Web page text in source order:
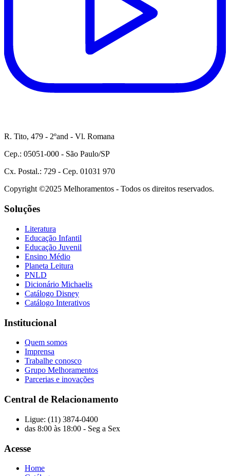
R. Tito, 479 - 2ºand - Vl. Romana
Cep.: 05051-000 - São Paulo/SP
Cx. Postal.: 729 - Cep. 01031 970
Copyright ©2025 Melhoramentos - Todos os direitos reservados.
Soluções
Literatura
Educação Infantil
Educação Juvenil
Ensino Médio
Planeta Leitura
PNLD
Dicionário Michaelis
Catálogo Disney
Catálogo Interativos
Institucional
Quem somos
Imprensa
Trabalhe conosco
Grupo Melhoramentos
Parcerias e inovações
Central de Relacionamento
Ligue: (11) 3874-0400
das 8:00 às 18:00 - Seg a Sex
Acesse
Home